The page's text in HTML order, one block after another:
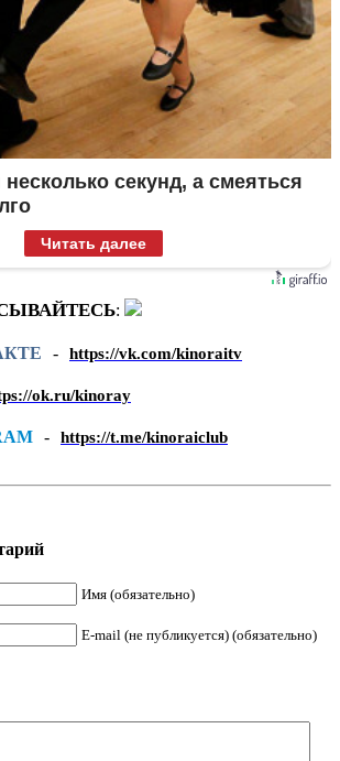
секунд, а смеяться
Читать далее
:
- https://vk.com/kinoraitv
ok.ru/kinoray
- https://t.me/kinoraiclub
Имя (обязательно)
E-mail (не публикуется) (обязательно)